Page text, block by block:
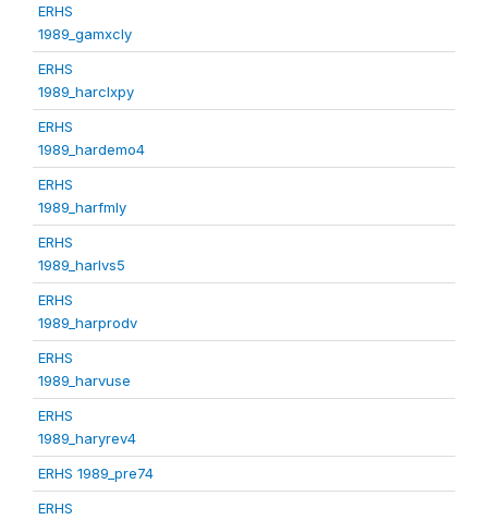
ERHS
1989_gamxcly
ERHS
1989_harclxpy
ERHS
1989_hardemo4
ERHS
1989_harfmly
ERHS
1989_harlvs5
ERHS
1989_harprodv
ERHS
1989_harvuse
ERHS
1989_haryrev4
ERHS 1989_pre74
ERHS